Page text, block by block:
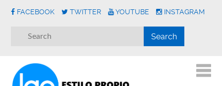
FACEBOOK TWITTER YOUTUBE INSTAGRAM